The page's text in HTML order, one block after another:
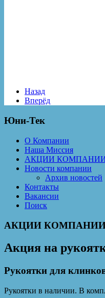
Назад
Вперёд
Юни-Тек
О Компании
Наша Миссия
АКЦИИ
Новости компании
Архив новостей
Контакты
Вакансии
Поиск
АКЦИИ
Акция на
Рукоятки для
Рукоятки в наличии. В